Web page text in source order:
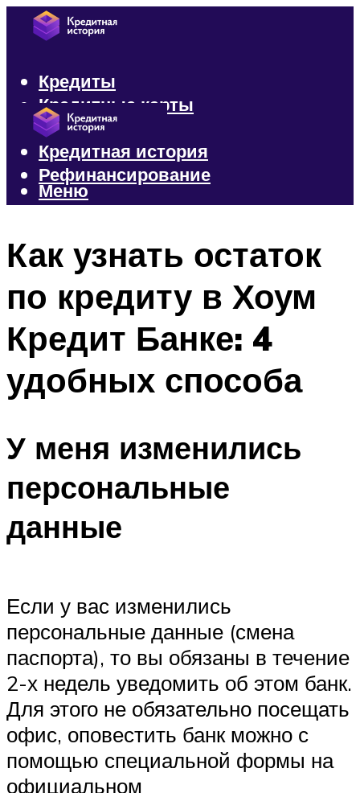
Кредиты
Кредитные карты
Микрозаймы
Кредитная история
Рефинансирование
Меню
Как узнать остаток
по кредиту в Хоум
Кредит Банке: 4
удобных способа
У меня изменились
персональные
данные
Если у вас изменились
персональные данные (смена
паспорта), то вы обязаны в течение
2-х недель уведомить об этом банк.
Для этого не обязательно посещать
офис, оповестить банк можно с
помощью специальной формы на
официальном